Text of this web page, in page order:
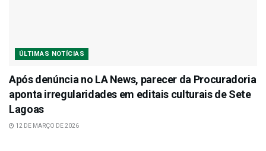
ÚLTIMAS NOTÍCIAS
Após denúncia no LA News, parecer da Procuradoria
aponta irregularidades em editais culturais de Sete
Lagoas
12 DE MARÇO DE 2026